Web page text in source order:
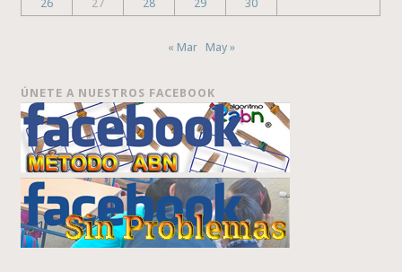
26
27 28 29 30
« Mar May »
ÚNETE A NUESTROS FACEBOOK